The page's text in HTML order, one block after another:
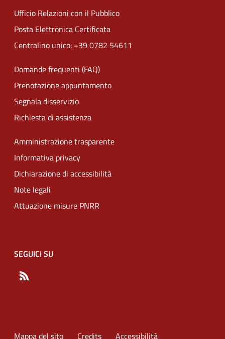
Ufficio Relazioni con il Pubblico
Posta Elettronica Certificata
Centralino unico: +39 0782 54611
Domande frequenti (FAQ)
Prenotazione appuntamento
Segnala disservizio
Richiesta di assistenza
Amministrazione trasparente
Informativa privacy
Dichiarazione di accessibilità
Note legali
Attuazione misure PNRR
SEGUICI SU
Mappa del sito Credits Accessibilità